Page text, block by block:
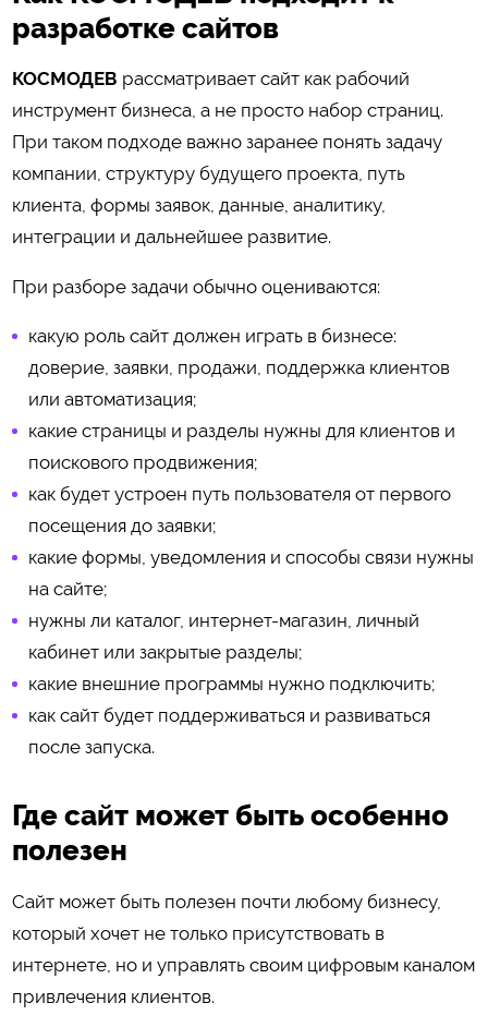
разработке сайтов
КОСМОДЕВ рассматривает сайт как рабочий
инструмент бизнеса, а не просто набор страниц.
При таком подходе важно заранее понять задачу
компании, структуру будущего проекта, путь
клиента, формы заявок, данные, аналитику,
интеграции и дальнейшее развитие.
При разборе задачи обычно оцениваются:
какую роль сайт должен играть в бизнесе:
доверие, заявки, продажи, поддержка клиентов
или автоматизация;
какие страницы и разделы нужны для клиентов и
поискового продвижения;
как будет устроен путь пользователя от первого
посещения до заявки;
какие формы, уведомления и способы связи нужны
на сайте;
нужны ли каталог, интернет-магазин, личный
кабинет или закрытые разделы;
какие внешние программы нужно подключить;
как сайт будет поддерживаться и развиваться
после запуска.
Где сайт может быть особенно
полезен
Сайт может быть полезен почти любому бизнесу,
который хочет не только присутствовать в
интернете, но и управлять своим цифровым каналом
привлечения клиентов.